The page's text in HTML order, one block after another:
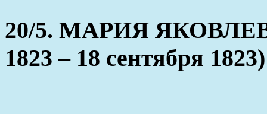
20/5. МАРИЯ
1823 – 18 сентября 1823)